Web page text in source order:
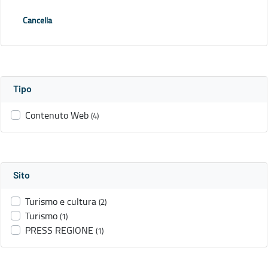
Cancella
Tipo
Contenuto Web (4)
Sito
Turismo e cultura (2)
Turismo (1)
PRESS REGIONE (1)